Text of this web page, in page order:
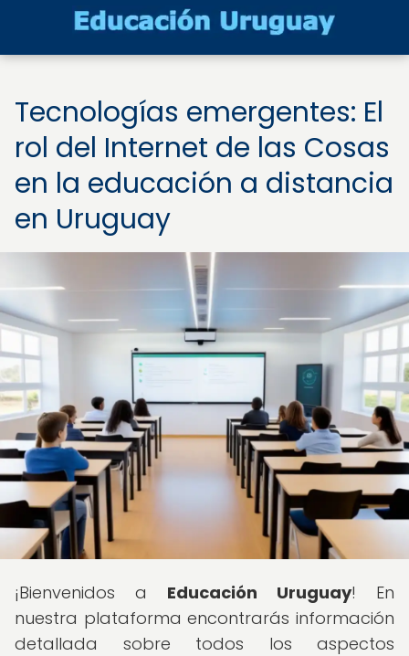
Tecnologías emergentes: El
rol del Internet de las Cosas
en la educación a distancia
en Uruguay
¡Bienvenidos a Educación Uruguay! En
nuestra plataforma encontrarás información
detallada sobre todos los aspectos